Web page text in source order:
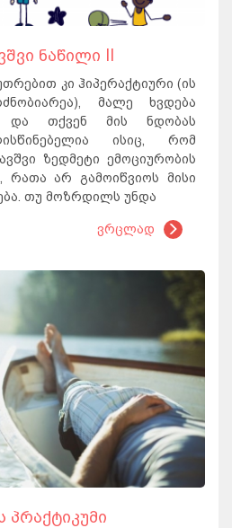
ნაწილი II
კი ჰიპერაქტიური (ის
მალე ხვდება
და თქვენ მის ნდობას
ისიც, რომ
ზედმეტი ემოციურობის
რათა არ გამოიწვიოს მისი
თუ მოზრდილს უნდა
ვრცლად